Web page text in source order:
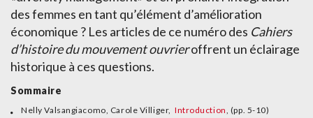
des femmes en tant qu’élément d’amélioration
économique ? Les articles de ce numéro des Cahiers
d’histoire du mouvement ouvrieroffrent un éclairage
historique à ces questions.
Sommaire
Nelly Valsangiacomo, Carole Villiger, Introduction, (pp. 5-10)